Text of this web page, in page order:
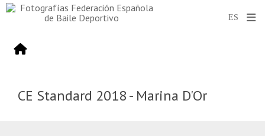
CE Standard 2018 - Marina D'Or